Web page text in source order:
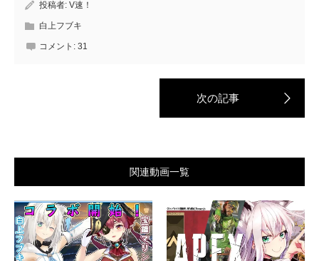
投稿者: V速！
白上フブキ
コメント: 31
関連動画一覧